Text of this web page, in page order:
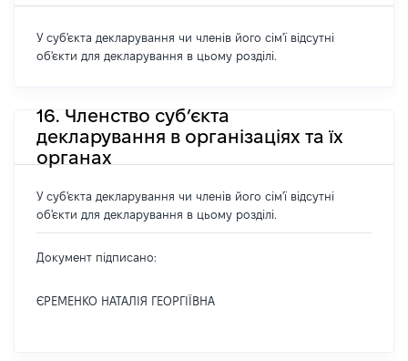
У суб'єкта декларування чи членів його сім'ї відсутні
об'єкти для декларування в цьому розділі.
16. Членство суб’єкта
декларування в організаціях та їх
органах
У суб'єкта декларування чи членів його сім'ї відсутні
об'єкти для декларування в цьому розділі.
Документ підписано:
ЄРЕМЕНКО НАТАЛІЯ ГЕОРГІЇВНА